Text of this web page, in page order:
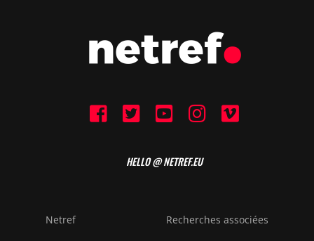
HELLO @ NETREF.EU
Netref Recherches associées